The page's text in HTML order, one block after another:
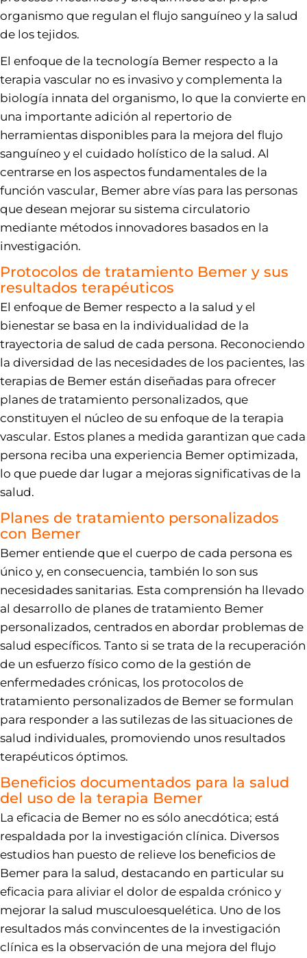
organismo que regulan el flujo sanguíneo y la salud
de los tejidos.
El enfoque de la tecnología Bemer respecto a la
terapia vascular no es invasivo y complementa la
biología innata del organismo, lo que la convierte en
una importante adición al repertorio de
herramientas disponibles para la mejora del flujo
sanguíneo y el cuidado holístico de la salud. Al
centrarse en los aspectos fundamentales de la
función vascular, Bemer abre vías para las personas
que desean mejorar su sistema circulatorio
mediante métodos innovadores basados en la
investigación.
Protocolos de tratamiento Bemer y sus
resultados terapéuticos
El enfoque de Bemer respecto a la salud y el
bienestar se basa en la individualidad de la
trayectoria de salud de cada persona. Reconociendo
la diversidad de las necesidades de los pacientes, las
terapias de Bemer están diseñadas para ofrecer
planes de tratamiento personalizados, que
constituyen el núcleo de su enfoque de la terapia
vascular. Estos planes a medida garantizan que cada
persona reciba una experiencia Bemer optimizada,
lo que puede dar lugar a mejoras significativas de la
salud.
Planes de tratamiento personalizados
con Bemer
Bemer entiende que el cuerpo de cada persona es
único y, en consecuencia, también lo son sus
necesidades sanitarias. Esta comprensión ha llevado
al desarrollo de planes de tratamiento Bemer
personalizados, centrados en abordar problemas de
salud específicos. Tanto si se trata de la recuperación
de un esfuerzo físico como de la gestión de
enfermedades crónicas, los protocolos de
tratamiento personalizados de Bemer se formulan
para responder a las sutilezas de las situaciones de
salud individuales, promoviendo unos resultados
terapéuticos óptimos.
Beneficios documentados para la salud
del uso de la terapia Bemer
La eficacia de Bemer no es sólo anecdótica; está
respaldada por la investigación clínica. Diversos
estudios han puesto de relieve los beneficios de
Bemer para la salud, destacando en particular su
eficacia para aliviar el dolor de espalda crónico y
mejorar la salud musculoesquelética. Uno de los
resultados más convincentes de la investigación
clínica es la observación de una mejora del flujo